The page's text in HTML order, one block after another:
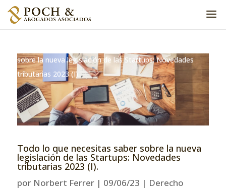
sobre la nueva legislación de las Startups: Novedades
tributarias 2023 (I).
Todo lo que necesitas saber sobre la nueva
legislación de las Startups: Novedades
tributarias 2023 (I).
por Norbert Ferrer| 09/06/23 | Derecho